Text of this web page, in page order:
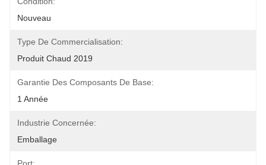
Nouveau
Type De Commercialisation:
Produit Chaud 2019
Garantie Des Composants De Base:
1 Année
Industrie Concernée:
Emballage